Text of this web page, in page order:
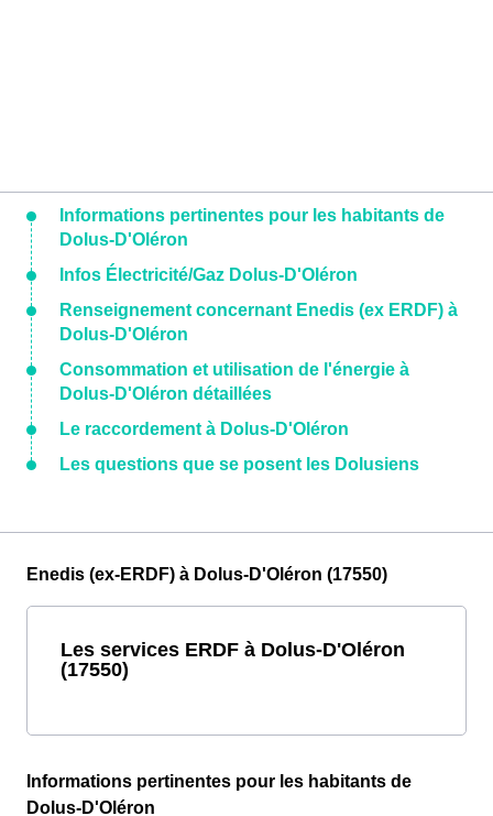
Informations pertinentes pour les habitants de
Dolus-D'Oléron
Infos Électricité/Gaz Dolus-D'Oléron
Renseignement concernant Enedis (ex ERDF) à
Dolus-D'Oléron
Consommation et utilisation de l'énergie à
Dolus-D'Oléron détaillées
Le raccordement à Dolus-D'Oléron
Les questions que se posent les Dolusiens
Enedis (ex-ERDF) à Dolus-D'Oléron (17550)
Les services ERDF à Dolus-D'Oléron
(17550)
Informations pertinentes pour les habitants de
Dolus-D'Oléron